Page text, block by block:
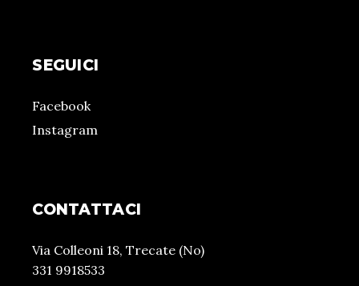
SEGUICI
Facebook
Instagram
CONTATTACI
Via Colleoni 18, Trecate (No)
331 9918533